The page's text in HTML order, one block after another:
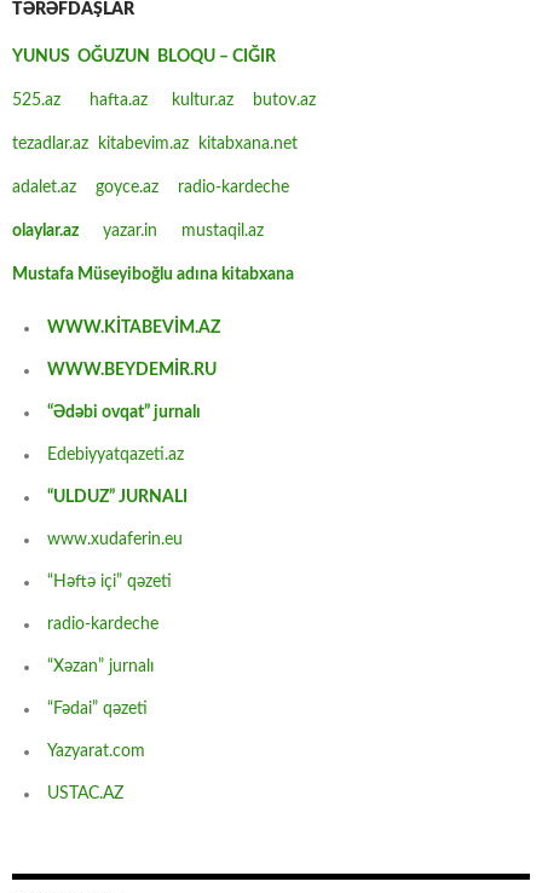
TƏRƏFDAŞLAR
YUNUS OĞUZUN BLOQU – CIĞIR
525.az hafta.az kultur.az butov.az
tezadlar.az kitabevim.az kitabxana.net
adalet.az goyce.az radio-kardeche
olaylar.az yazar.in mustaqil.az
Mustafa Müseyiboğlu adına kitabxana
WWW.KİTABEVİM.AZ
WWW.BEYDEMİR.RU
“Ədəbi ovqat” jurnalı
Edebiyyatqazeti.az
“ULDUZ” JURNALI
www.xudaferin.eu
“Həftə içi” qəzeti
radio-kardeche
“Xəzan” jurnalı
“Fədai” qəzeti
Yazyarat.com
USTAC.AZ